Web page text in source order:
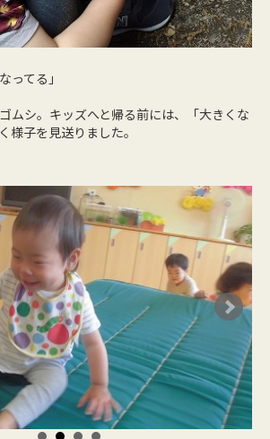
ってる」
ムシ。キッズへと帰る前には、「大きくな
様子を見送りました。